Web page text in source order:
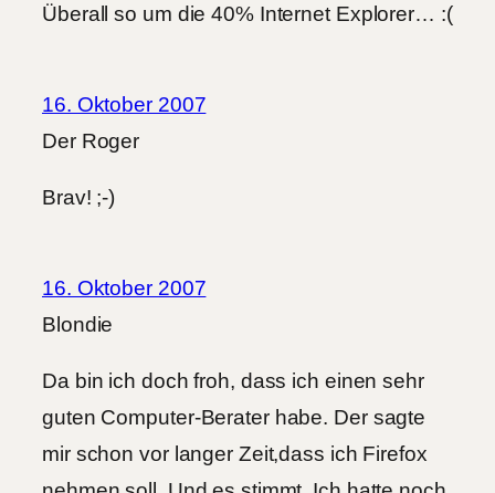
Überall so um die 40% Internet Explorer… :(
16. Oktober 2007
Der Roger
Brav! ;-)
16. Oktober 2007
Blondie
Da bin ich doch froh, dass ich einen sehr
guten Computer-Berater habe. Der sagte
mir schon vor langer Zeit,dass ich Firefox